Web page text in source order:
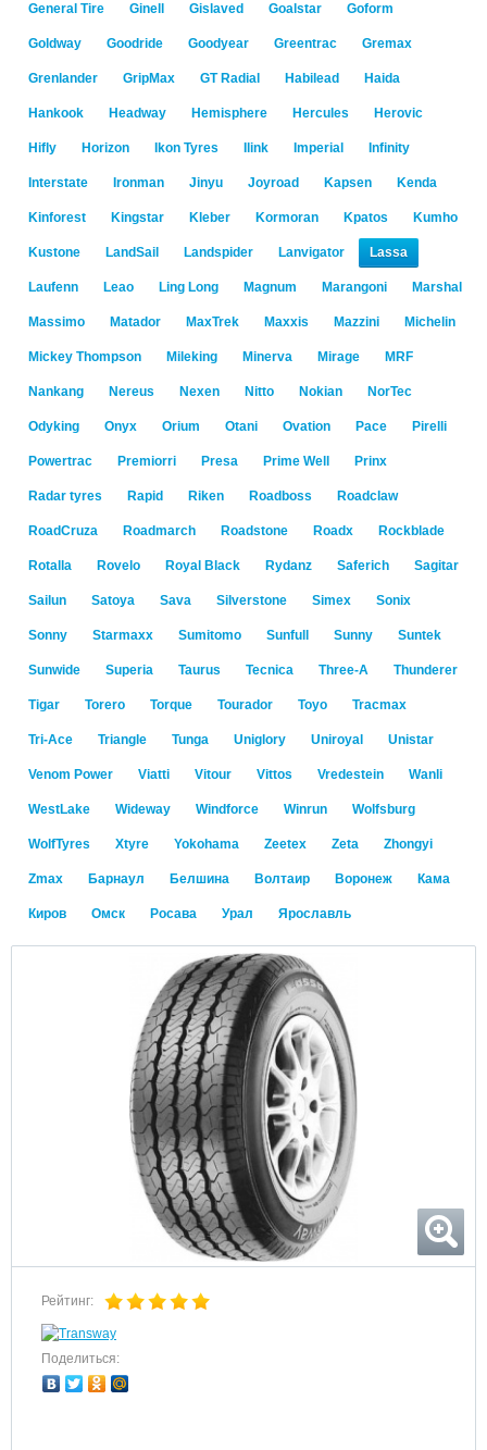
General Tire Ginell Gislaved Goalstar Goform
Goldway Goodride Goodyear Greentrac Gremax
Grenlander GripMax GT Radial Habilead Haida
Hankook Headway Hemisphere Hercules Herovic
Hifly Horizon Ikon Tyres Ilink Imperial Infinity
Interstate Ironman Jinyu Joyroad Kapsen Kenda
Kinforest Kingstar Kleber Kormoran Kpatos Kumho
Kustone LandSail Landspider Lanvigator Lassa
Laufenn Leao Ling Long Magnum Marangoni Marshal
Massimo Matador MaxTrek Maxxis Mazzini Michelin
Mickey Thompson Mileking Minerva Mirage MRF
Nankang Nereus Nexen Nitto Nokian NorTec
Odyking Onyx Orium Otani Ovation Pace Pirelli
Powertrac Premiorri Presa Prime Well Prinx
Radar tyres Rapid Riken Roadboss Roadclaw
RoadCruza Roadmarch Roadstone Roadx Rockblade
Rotalla Rovelo Royal Black Rydanz Saferich Sagitar
Sailun Satoya Sava Silverstone Simex Sonix
Sonny Starmaxx Sumitomo Sunfull Sunny Suntek
Sunwide Superia Taurus Tecnica Three-A Thunderer
Tigar Torero Torque Tourador Toyo Tracmax
Tri-Ace Triangle Tunga Uniglory Uniroyal Unistar
Venom Power Viatti Vitour Vittos Vredestein Wanli
WestLake Wideway Windforce Winrun Wolfsburg
WolfTyres Xtyre Yokohama Zeetex Zeta Zhongyi
Zmax Барнаул Белшина Волтаир Воронеж Кама
Киров Омск Росава Урал Ярославль
Рейтинг:
Поделиться: